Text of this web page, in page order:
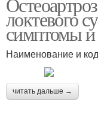
локтевого
симптомы и
Наименование и
читать дальше →